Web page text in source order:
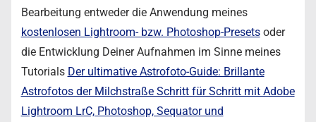
Bearbeitung entweder die Anwendung meines
kostenlosen Lightroom- bzw. Photoshop-Presetsoder
die Entwicklung Deiner Aufnahmen im Sinne meines
Tutorials Der ultimative Astrofoto-Guide: Brillante
Astrofotos der Milchstraße Schritt für Schritt mit Adobe
Lightroom LrC, Photoshop, Sequator und